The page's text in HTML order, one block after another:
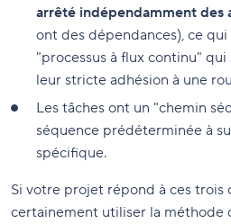
arrêté indépendamment des
ont des dépendances), ce
"processus à flux continu"
leur stricte adhésion à une
Les tâches ont un "chemin
séquence prédéterminée à
spécifique.
Si votre projet répond à ces trois
certainement utiliser la méthode